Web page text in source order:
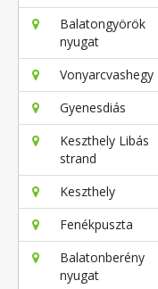
Balatongyörök
nyugat
Vonyarcvashegy
Gyenesdiás
Keszthely Libás
strand
Keszthely
Fenékpuszta
Balatonberény
nyugat